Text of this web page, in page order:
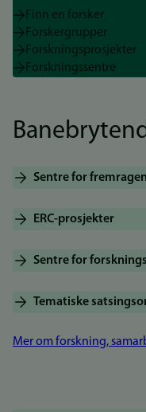
Finn en forsker
Forskergrupper
Forskningsprosjekter
Forskningssentre
Sentre for
ERC-prosjekter
Sentre for
Tematiske
Mer om forskning,